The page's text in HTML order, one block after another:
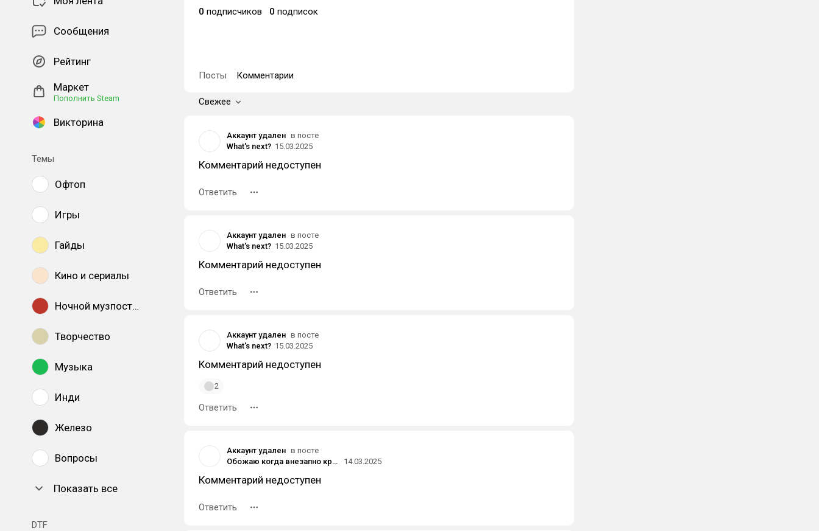
Сообщения
Рейтинг
Маркет
Пополнить Steam
Викторина
Темы
Офтоп
Игры
Гайды
Кино и сериалы
Ночной музпостинг
Творчество
Музыка
Инди
Железо
Вопросы
Показать все
DTF
0 подписчиков 0 подписок
Посты Комментарии
Свежее
Аккаунт удален в посте
What's next? 15.03.2025
Комментарий недоступен
Ответить
Аккаунт удален в посте
What's next? 15.03.2025
Комментарий недоступен
Ответить
Аккаунт удален в посте
What's next? 15.03.2025
Комментарий недоступен
2
Ответить
Аккаунт удален в посте
Обожаю когда внезапно кровь как хлынет из носа. Особенно в максимально неудобных ситуациях, например в метро.
14.03.2025
Комментарий недоступен
Ответить